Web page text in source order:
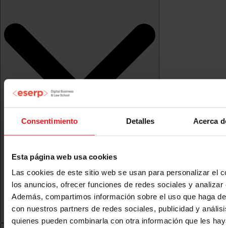
Consentimiento Detalles Acerca
Esta página web usa cookies
Las cookies de este sitio web se usan para personalizar el
los anuncios, ofrecer funciones de redes sociales y analizar
Además, compartimos información sobre el uso que haga
con nuestros partners de redes sociales, publicidad y
quienes pueden combinarla con otra información que les